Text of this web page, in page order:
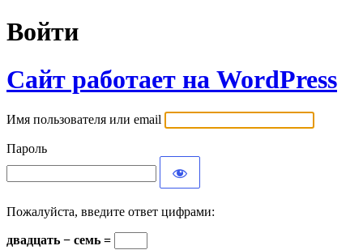
Войти
Сайт работает на WordPress
Имя пользователя или email
Пароль
Пожалуйста, введите ответ цифрами:
двадцать − семь =